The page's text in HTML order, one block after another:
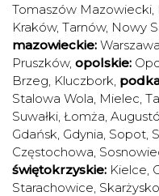
Tomaszów Mazowiecki,
Kraków, Tarnów, Nowy
mazowieckie: Warszawa
Pruszków, opolskie:
Brzeg, Kluczbork,
Stalowa Wola, Mielec,
Suwałki, Łomża,
Gdańsk, Gdynia, Sopot,
Częstochowa,
świętokrzyskie: Kielce,
Starachowice,